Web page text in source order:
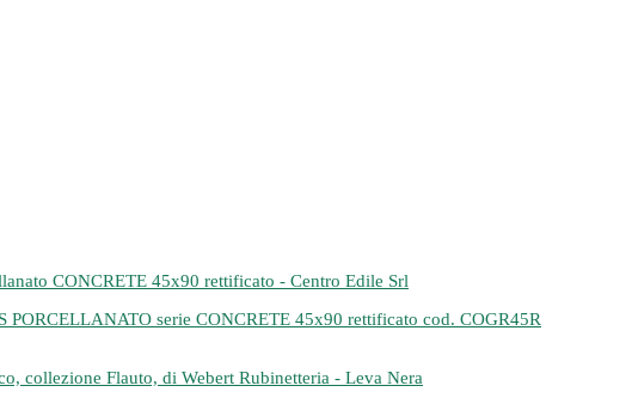
serie CONCRETE 45x90 rettificato cod. COGR45R